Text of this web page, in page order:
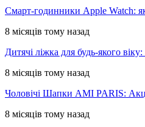
Смарт-годинники Apple Watch:
8 місяців тому назад
Дитячі ліжка для будь-якого
8 місяців тому назад
Чоловічі Шапки AMI PARIS:
8 місяців тому назад